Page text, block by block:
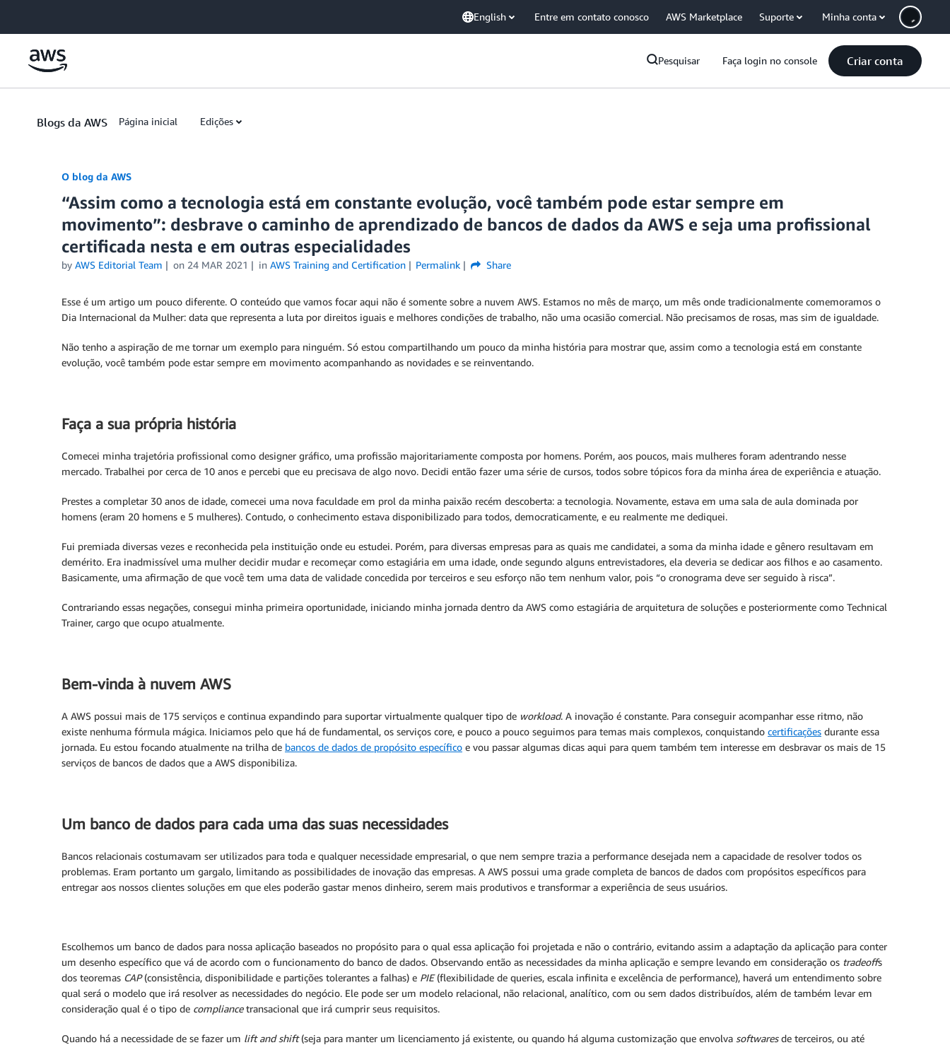
English Entre em contato conosco AWS Marketplace Suporte Minha conta
Pesquisar Faça login no console Criar conta
Blogs da AWS Página inicial Edições
O blog da AWS
“Assim como a tecnologia está em constante evolução, você também pode estar sempre em
movimento”: desbrave o caminho de aprendizado de bancos de dados da AWS e seja uma profissional
certificada nesta e em outras especialidades
by AWS Editorial Team on 24 MAR 2021 in AWS Training and Certification Permalink Share
Esse é um artigo um pouco diferente. O conteúdo que vamos focar aqui não é somente sobre a nuvem AWS. Estamos no mês de março, um mês onde tradicionalmente comemoramos o
Dia Internacional da Mulher: data que representa a luta por direitos iguais e melhores condições de trabalho, não uma ocasião comercial. Não precisamos de rosas, mas sim de igualdade.
Não tenho a aspiração de me tornar um exemplo para ninguém. Só estou compartilhando um pouco da minha história para mostrar que, assim como a tecnologia está em constante
evolução, você também pode estar sempre em movimento acompanhando as novidades e se reinventando.
Faça a sua própria história
Comecei minha trajetória profissional como designer gráfico, uma profissão majoritariamente composta por homens. Porém, aos poucos, mais mulheres foram adentrando nesse
mercado. Trabalhei por cerca de 10 anos e percebi que eu precisava de algo novo. Decidi então fazer uma série de cursos, todos sobre tópicos fora da minha área de experiência e atuação.
Prestes a completar 30 anos de idade, comecei uma nova faculdade em prol da minha paixão recém descoberta: a tecnologia. Novamente, estava em uma sala de aula dominada por
homens (eram 20 homens e 5 mulheres). Contudo, o conhecimento estava disponibilizado para todos, democraticamente, e eu realmente me dediquei.
Fui premiada diversas vezes e reconhecida pela instituição onde eu estudei. Porém, para diversas empresas para as quais me candidatei, a soma da minha idade e gênero resultavam em
demérito. Era inadmissível uma mulher decidir mudar e recomeçar como estagiária em uma idade, onde segundo alguns entrevistadores, ela deveria se dedicar aos filhos e ao casamento.
Basicamente, uma afirmação de que você tem uma data de validade concedida por terceiros e seu esforço não tem nenhum valor, pois “o cronograma deve ser seguido à risca”.
Contrariando essas negações, consegui minha primeira oportunidade, iniciando minha jornada dentro da AWS como estagiária de arquitetura de soluções e posteriormente como Technical
Trainer, cargo que ocupo atualmente.
Bem-vinda à nuvem AWS
A AWS possui mais de 175 serviços e continua expandindo para suportar virtualmente qualquer tipo de workload. A inovação é constante. Para conseguir acompanhar esse ritmo, não
existe nenhuma fórmula mágica. Iniciamos pelo que há de fundamental, os serviços core, e pouco a pouco seguimos para temas mais complexos, conquistando certificações durante essa
jornada. Eu estou focando atualmente na trilha de bancos de dados de propósito específico e vou passar algumas dicas aqui para quem também tem interesse em desbravar os mais de 15
serviços de bancos de dados que a AWS disponibiliza.
Um banco de dados para cada uma das suas necessidades
Bancos relacionais costumavam ser utilizados para toda e qualquer necessidade empresarial, o que nem sempre trazia a performance desejada nem a capacidade de resolver todos os
problemas. Eram portanto um gargalo, limitando as possibilidades de inovação das empresas. A AWS possui uma grade completa de bancos de dados com propósitos específicos para
entregar aos nossos clientes soluções em que eles poderão gastar menos dinheiro, serem mais produtivos e transformar a experiência de seus usuários.
Escolhemos um banco de dados para nossa aplicação baseados no propósito para o qual essa aplicação foi projetada e não o contrário, evitando assim a adaptação da aplicação para conter
um desenho específico que vá de acordo com o funcionamento do banco de dados. Observando então as necessidades da minha aplicação e sempre levando em consideração os tradeoffs
dos teoremas CAP(consistência, disponibilidade e partições tolerantes a falhas) e PIE(flexibilidade de queries, escala infinita e excelência de performance), haverá um entendimento sobre
qual será o modelo que irá resolver as necessidades do negócio. Ele pode ser um modelo relacional, não relacional, analítico, com ou sem dados distribuídos, além de também levar em
consideração qual é o tipo de compliancetransacional que irá cumprir seus requisitos.
Quando há a necessidade de se fazer um lift and shift(seja para manter um licenciamento já existente, ou quando há alguma customização que envolva softwaresde terceiros, ou até